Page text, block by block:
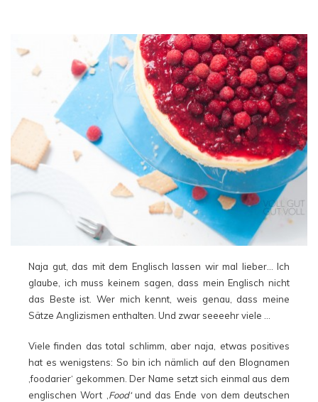
Naja gut, das mit dem Englisch lassen wir mal lieber… Ich
glaube, ich muss keinem sagen, dass mein Englisch nicht
das Beste ist. Wer mich kennt, weis genau, dass meine
Sätze Anglizismen enthalten. Und zwar seeeehr viele …
Viele finden das total schlimm, aber naja, etwas positives
hat es wenigstens: So bin ich nämlich auf den Blognamen
‚foodarier‘ gekommen. Der Name setzt sich einmal aus dem
englischen Wort ‚ Food‘und das Ende von dem deutschen